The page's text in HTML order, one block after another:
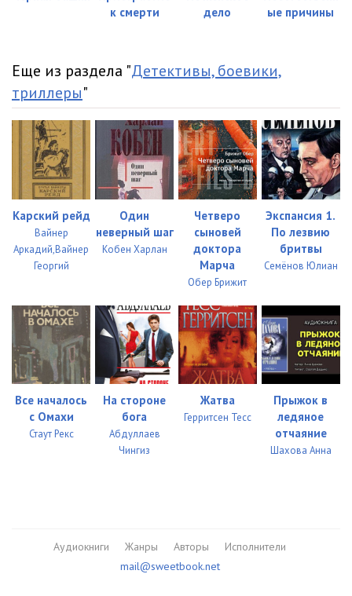
к смерти
дело
ые причины
Еще из раздела "Детективы, боевики,
триллеры"
Карский рейд
Вайнер
Аркадий,Вайнер
Георгий
Один
неверный шаг
Кобен Харлан
Четверо
сыновей
доктора
Марча
Обер Брижит
Экспансия 1.
По лезвию
бритвы
Семёнов Юлиан
Все началось
с Омахи
Стаут Рекс
На стороне
бога
Абдуллаев
Чингиз
Жатва
Герритсен Тесс
Прыжок в
ледяное
отчаяние
Шахова Анна
Аудиокниги Жанры Авторы
Исполнители
mail@sweetbook.net